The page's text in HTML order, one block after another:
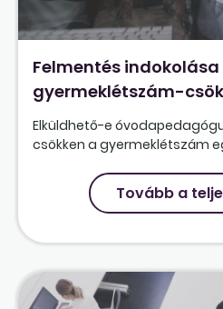
Felmentés indokolása
gyermeklétszám-
Elküldhető-e
csökken a gyermeklétszám
Tovább a